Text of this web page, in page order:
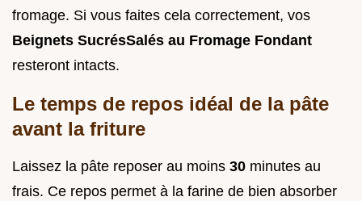
fromage. Si vous faites cela correctement, vos
Beignets SucrésSalés au Fromage Fondant
resteront intacts.
Le temps de repos idéal de la pâte
avant la friture
Laissez la pâte reposer au moins 30 minutes au
frais. Ce repos permet à la farine de bien absorber